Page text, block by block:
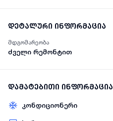
დეტალური ინფორმაცია
მდგომარეობა
ძველი რემონტით
დამატებითი ინფორმაცია
კონდიციონერი